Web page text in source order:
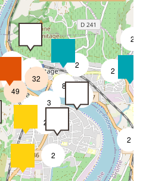
2
2
2
2
2
2
8
4
2
8
3
49
32